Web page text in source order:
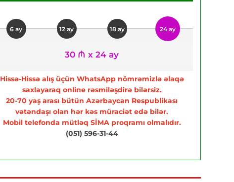
6 ay 12 ay 18 ay 24 ay
30 ₼ x 24 ay
Hissə-Hissə alış üçün WhatsApp nömrəmizlə əlaqə
saxlayaraq online rəsmiləşdirə bilərsiz.
20-70 yaş arası bütün Azərbaycan Respublikası
vətəndaşı olan hər kəs müraciət edə bilər.
Mobil telefonda mütləq SİMA proqramı olmalıdır.
(051) 596-31-44